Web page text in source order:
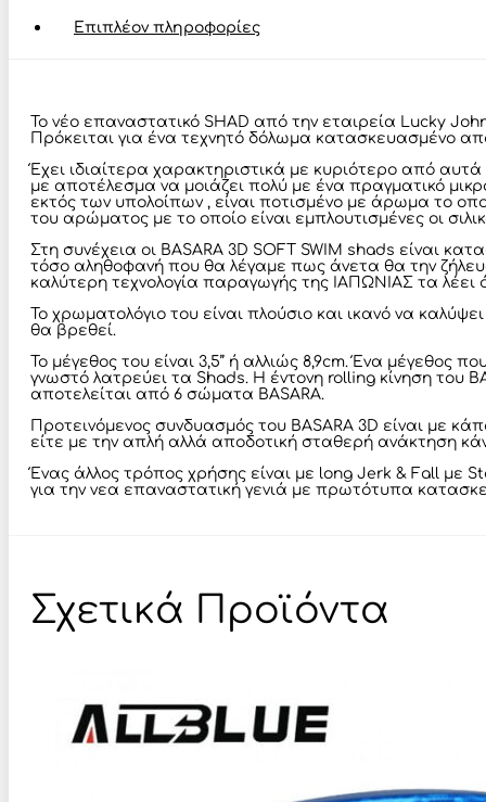
Επιπλέον πληροφορίες
Το νέο επαναστατικό SHAD από την εταιρεία Lucky
Πρόκειται για ένα τεχνητό δόλωμα κατασκευασμένο
Έχει ιδιαίτερα χαρακτηριστικά με κυριότερο από
με αποτέλεσμα να μοιάζει πολύ με ένα πραγματικό
εκτός των υπολοίπων , είναι ποτισμένο με άρωμα το
του αρώματος με το οποίο είναι εμπλουτισμένες οι
Στη συνέχεια οι BASARA 3D SOFT SWIM shads είναι
τόσο αληθοφανή που θα λέγαμε πως άνετα θα την
καλύτερη τεχνολογία παραγωγής της ΙΑΠΩΝΙΑΣ τα λέει
Το χρωματολόγιο του είναι πλούσιο και ικανό να
θα βρεθεί.
Το μέγεθος του είναι 3,5’’ ή αλλιώς 8,9cm. Ένα
γνωστό λατρεύει τα Shads. Η έντονη rolling κίνηση του
αποτελείται από 6 σώματα BASARA.
Προτεινόμενος συνδυασμός του BASARA 3D είναι με
είτε με την απλή αλλά αποδοτική σταθερή ανάκτηση
Ένας άλλος τρόπος χρήσης είναι με long Jerk & Fall με
για την νεα επαναστατική γενιά με πρωτότυπα
Σχετικά Προϊόντα